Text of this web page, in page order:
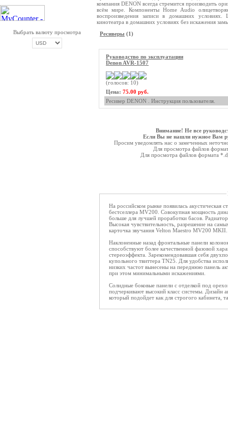
Выбрать валюту просмотра
компания DENON всегда стремится производить
всём мире. Компоненты Home Audio
воспроизведения записи в домашних
кинотеатра в домашних условиях без искажения
Ресиверы (1)
Руководство по эксплуатации
Denon AVR-1507
(голосов: 10)
Цена: 75.00 руб.
Ресивер DENON . Инструкция пользователя.
Внимание! Не все
Если Вы не нашли нужное Вам
Просим уведомлять нас о замеченных
Для просмотра файлов
Для просмотра файлов формата
На российском рынке появилась
бестселлера MV200. Совокупная мощность
больше для лучшей проработки басов.
Высокая чувствительность, разрешение на
карточка звучания Velton Maestro MV200 MKII.
Наклоненные назад фронтальные панели
способствуют более качественной фазовой
стереоэффекта. Зарекомендовавшая себя
купольного твиттера TN25. Для удобства
низких частот вынесены на переднюю панель
при этом минимальными искажениями.
Солидные боковые панели с отделкой под
подчеркивают высокий класс системы. Дизайн
который подойдет как для строгого кабинета,